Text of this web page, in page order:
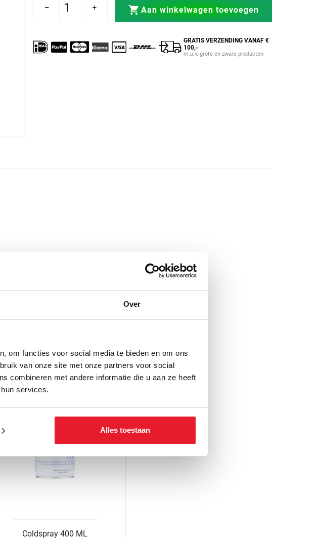
Over
om functies voor social media te bieden en om ons
van onze site met onze partners voor social
combineren met andere informatie die u aan ze heeft
services.
Alles toestaan
voor Koelijzer Rumble voor Zwelling
Aantal verhogen voor Koelijzer Rumble voor ZwellingAan winkelwagen toevoegen
GRATIS VERZENDING VANAF €
100,-
m.u.v. grote en zware producten
Coldspray 400 ML